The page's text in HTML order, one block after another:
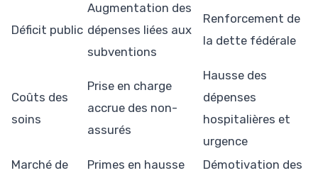
Déficit public
Augmentation des
dépenses liées aux
subventions
Renforcement de
la dette fédérale
Coûts des
soins
Prise en charge
accrue des non-
assurés
Hausse des
dépenses
hospitalières et
urgence
Marché de
Primes en hausse
Démotivation des